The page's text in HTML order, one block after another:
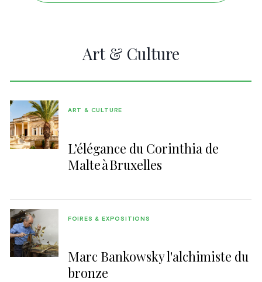
Art & Culture
L’élégance du Corinthia de
Malte à Bruxelles
ART & CULTURE
Marc Bankowsky l'alchimiste du
bronze
FOIRES & EXPOSITIONS